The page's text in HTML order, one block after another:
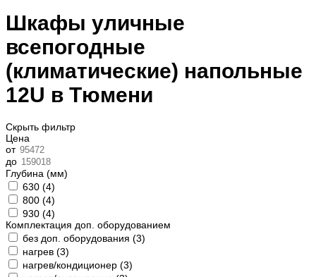
Шкафы уличные
всепогодные
(климатические) напольные
12U в Тюмени
Скрыть фильтр
Цена
от
до
Глубина (мм)
630 (4)
800 (4)
930 (4)
Комплектация доп. оборудованием
без доп. оборудования (3)
нагрев (3)
нагрев/кондиционер (3)